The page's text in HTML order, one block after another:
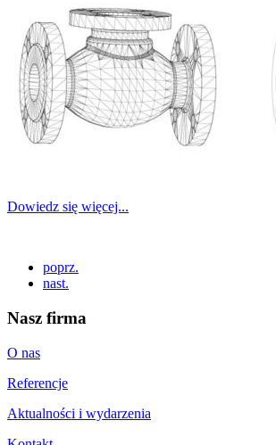
Dowiedz się więcej...
poprz.
nast.
Nasz firma
O nas
Referencje
Aktualności i wydarzenia